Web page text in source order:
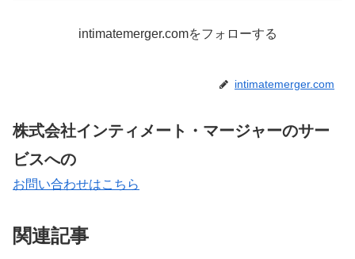
intimatemerger.comをフォローする
intimatemerger.com
株式会社インティメート・マージャーのサー
ビスへの
お問い合わせはこちら
関連記事